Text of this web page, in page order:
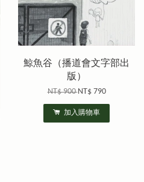
鯨魚谷（播道會文字部出
版）
NT$ 900NT$ 790
加入購物車